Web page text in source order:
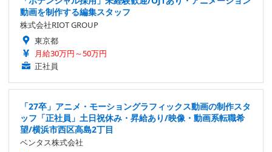
動画を制作する編集スタッフ
株式会社RIOT GROUP
東京都
月給30万円～50万円
正社員
「27卒」アニメ・モーショングラフィックス動画の制作スタ
ッフ「正社員」土日祝休み・昇給あり/映像・動画系転職希
望/横浜市西区高島2丁目
ベンタス株式会社